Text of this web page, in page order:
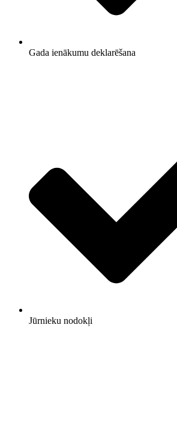
Gada ienākumu deklarēšana
Jūrnieku nodokļi